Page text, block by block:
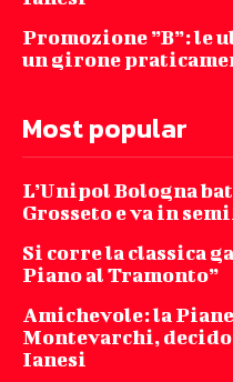
Promozione ”B”:
un girone
Most popular
L’Unipol Bologna
Grosseto e va in
Si corre la classica
Piano al Tramonto”
Amichevole: la
Montevarchi,
Ianesi